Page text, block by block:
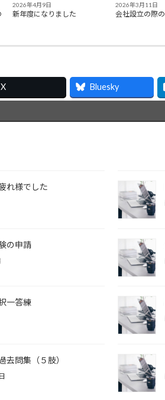
2026年4月9日
新年度になりました
2026年3月11日
会社設立の際
X Bluesky
れ様でした
の申請
一答練
去問集（５肢）